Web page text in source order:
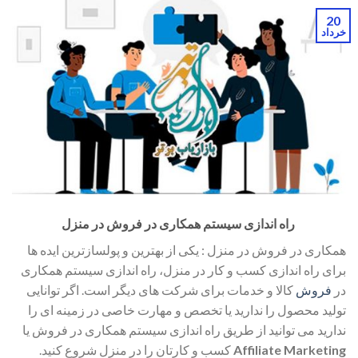
20
خرداد
راه اندازی سیستم همکاری در فروش در منزل
همکاری در فروش در منزل : یکی از بهترین و پولسازترین ایده ها
برای راه اندازی کسب و کار در منزل، راه اندازی سیستم همکاری
در فروش کالا و خدمات برای شرکت های دیگر است. اگر توانایی
تولید محصول را ندارید یا تخصص و مهارت خاصی در زمینه ای را
ندارید می توانید از طریق راه اندازی سیستم همکاری در فروش یا
Affiliate Marketing کسب و کارتان را در منزل شروع کنید.